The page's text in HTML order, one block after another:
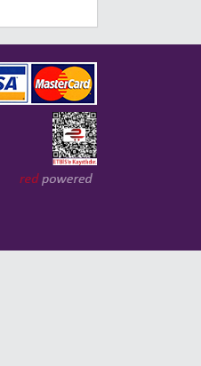
Web tasarım: Red Bilişim